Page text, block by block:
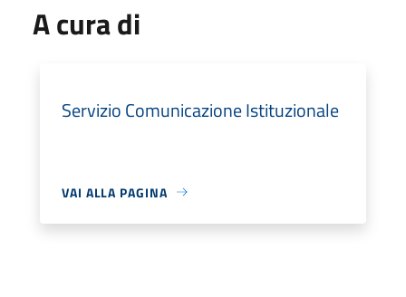
A cura di
Servizio Comunicazione Istituzionale
VAI ALLA PAGINA